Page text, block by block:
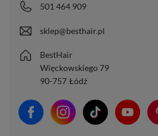
501 464 909
sklep@besthair.pl
BestHair
Więckowskiego 79
90-757 Łódź